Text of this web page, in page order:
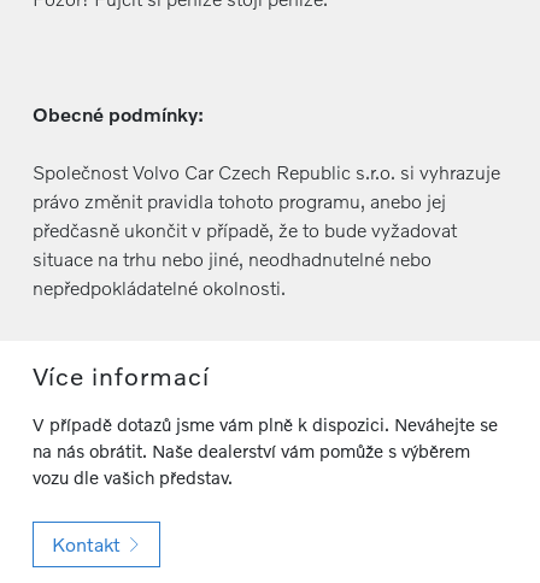
Obecné podmínky:
Společnost Volvo Car Czech Republic s.r.o. si vyhrazuje
právo změnit pravidla tohoto programu, anebo jej
předčasně ukončit v případě, že to bude vyžadovat
situace na trhu nebo jiné, neodhadnutelné nebo
nepředpokládatelné okolnosti.
Více informací
V případě dotazů jsme vám plně k dispozici. Neváhejte se
na nás obrátit. Naše dealerství vám pomůže s výběrem
vozu dle vašich představ.
Kontakt